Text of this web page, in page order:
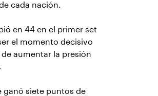
cada nación.
en 44 en el primer set
el momento decisivo
aumentar la presión
ganó siete puntos de